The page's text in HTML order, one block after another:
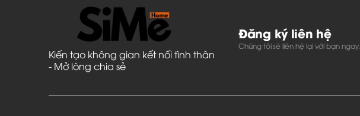
thuận tiện này mà nó được chú ý nhiều hơn bao giờ hết.
Kiến tạo không gian kết nối tình thân
- Mở lòng chia sẻ
Đăng ký liên hệ
Chúng tôi sẽ liên hệ lại với bạn ngay.